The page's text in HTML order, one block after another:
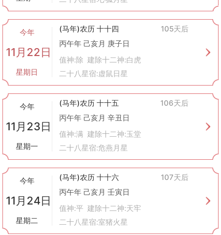
今年
11月22日
星期日
(马年)农历 十十四
105天后
丙午年 己亥月 庚子日
值神:除 建除十二神:白虎
二十八星宿:虚鼠日星
今年
11月23日
星期一
(马年)农历 十十五
106天后
丙午年 己亥月 辛丑日
值神:满 建除十二神:玉堂
二十八星宿:危燕月星
今年
11月24日
星期二
(马年)农历 十十六
107天后
丙午年 己亥月 壬寅日
值神:平 建除十二神:天牢
二十八星宿:室猪火星